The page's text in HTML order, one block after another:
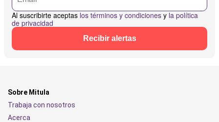
Al suscribirte aceptas los términos y condiciones y la política
de privacidad
Recibir alertas
Sobre Mitula
Trabaja con nosotros
Acerca